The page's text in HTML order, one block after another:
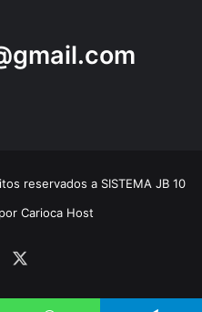
reservados a SISTEMA JB 10
Carioca Host